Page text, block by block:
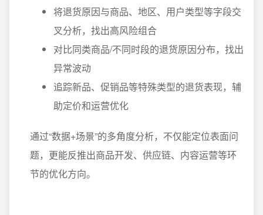
将退货原因与商品、地区、用户类型等字段交
叉分析，找出高风险组合
对比同类商品/不同时段的退货原因分布，找出
异常波动
追踪新品、促销品等特殊类型的退货表现，辅
助定价和运营优化
通过“数据+场景”的多角度分析，不仅能定位表面问
题，更能反推出商品开发、供应链、内容运营等环
节的优化方向。